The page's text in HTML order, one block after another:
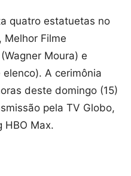
quatro estatuetas no
Melhor Filme
Moura) e
A cerimônia
deste domingo (15)
pela TV Globo,
HBO Max.